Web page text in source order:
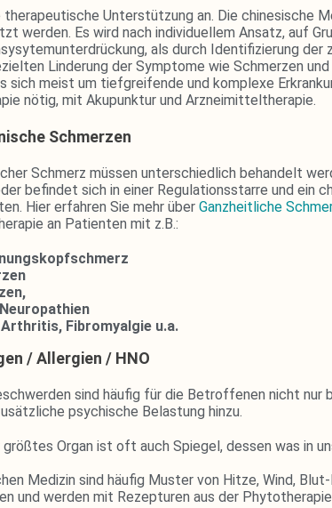
therapeutische Unterstützung an. Die chinesische
werden. Es wird nach individuellem Ansatz, auf
als durch Identifizierung der
Linderung der Symptome wie Schmerzen
sich meist um tiefgreifende und komplexe
nötig, mit Akupunktur und Arzneimitteltherapie.
Schmerzen
Schmerz müssen unterschiedlich behandelt
befindet sich in einer Regulationsstarre und ein
Hier erfahren Sie mehr überGanzheitliche
an Patienten mit z.B.:
Fibromyalgie u.a.
/ Allergien / HNO
sind häufig für die Betroffenen nicht nur
psychische Belastung hinzu.
größtes Organ ist oft auch Spiegel, dessen was in
Medizin sind häufig Muster von Hitze, Wind,
und werden mit Rezepturen aus der